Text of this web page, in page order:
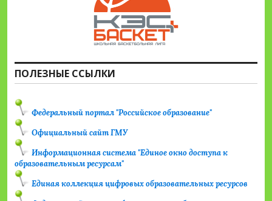
ПОЛЕЗНЫЕ ССЫЛКИ
Федеральный портал "Российское образование"
Официальный сайт ГМУ
Информационная система "Единое окно доступа к
образовательным ресурсам"
Единая коллекция цифровых образовательных ресурсов